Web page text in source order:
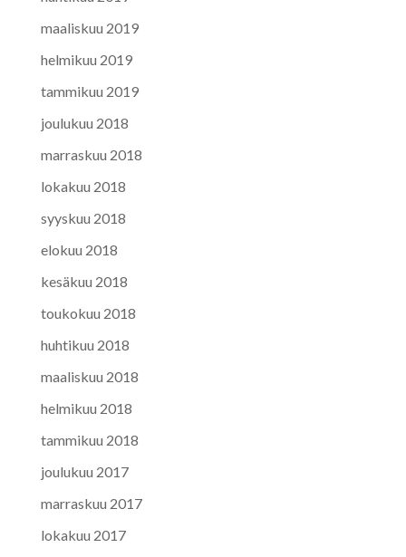
maaliskuu 2019
helmikuu 2019
tammikuu 2019
joulukuu 2018
marraskuu 2018
lokakuu 2018
syyskuu 2018
elokuu 2018
kesäkuu 2018
toukokuu 2018
huhtikuu 2018
maaliskuu 2018
helmikuu 2018
tammikuu 2018
joulukuu 2017
marraskuu 2017
lokakuu 2017